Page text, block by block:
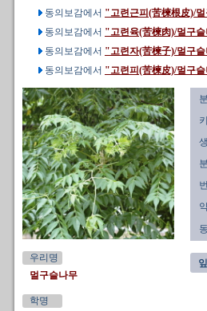
동의보감에서 "고련근피(苦楝根皮)/
동의보감에서 "고련육(苦楝肉)/멀구
동의보감에서 "고련자(苦楝子)/멀구
동의보감에서 "고련피(苦楝皮)/멀구
우리명
멀구슬나무
학명
키
잎